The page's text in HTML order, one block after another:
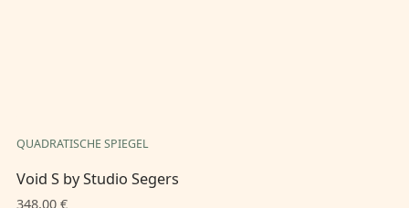
QUADRATISCHE SPIEGEL
Void S by Studio Segers
348,00 €